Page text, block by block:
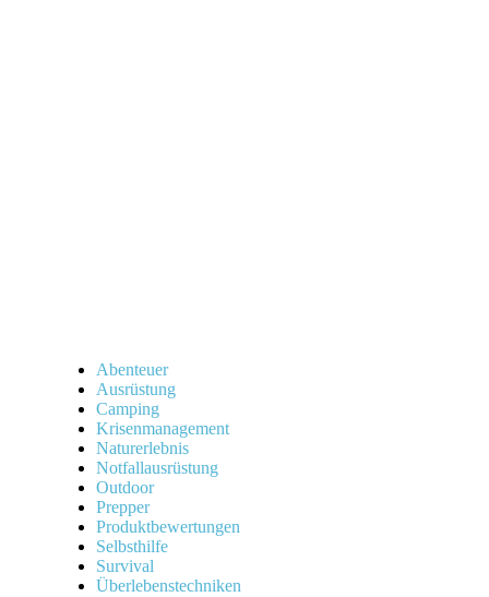
Abenteuer
Ausrüstung
Camping
Krisenmanagement
Naturerlebnis
Notfallausrüstung
Outdoor
Prepper
Produktbewertungen
Selbsthilfe
Survival
Überlebenstechniken